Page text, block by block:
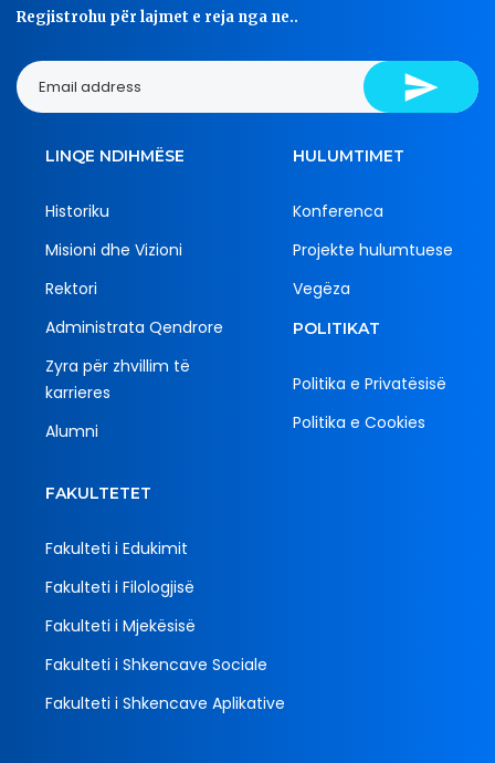
Regjistrohu për lajmet e reja nga ne..
LINQE NDIHMËSE
Historiku
Misioni dhe Vizioni
Rektori
Administrata Qendrore
Zyra për zhvillim të
karrieres
Alumni
HULUMTIMET
Konferenca
Projekte hulumtuese
Vegëza
POLITIKAT
Politika e Privatësisë
Politika e Cookies
FAKULTETET
Fakulteti i Edukimit
Fakulteti i Filologjisë
Fakulteti i Mjekësisë
Fakulteti i Shkencave Sociale
Fakulteti i Shkencave Aplikative